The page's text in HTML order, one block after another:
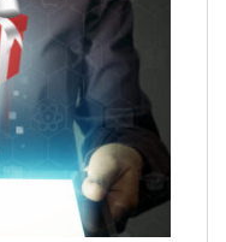
cobro
alta de autónomo